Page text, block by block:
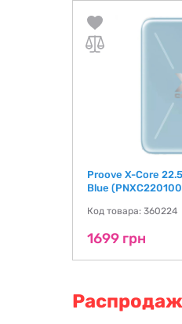
Proove X-Core
Blue
Код товара: 360224
1699 грн